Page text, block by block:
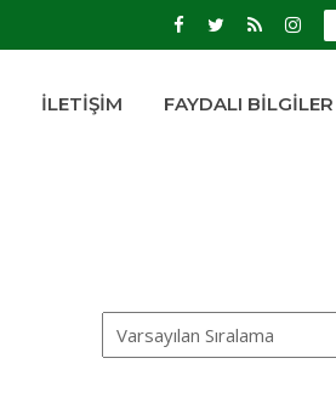
İLETIŞIM FAYDALI BILGILER